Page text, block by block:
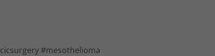
#mesothelioma